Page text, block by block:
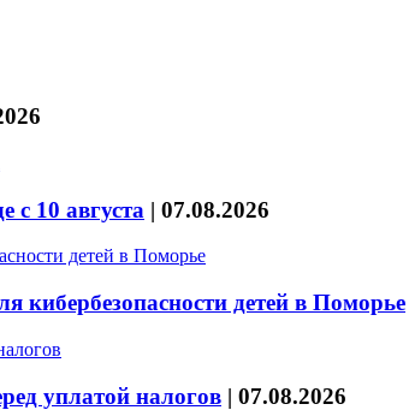
с 10 августа | 07.08.2026
кибербезопасности детей в Поморье
уплатой налогов | 07.08.2026